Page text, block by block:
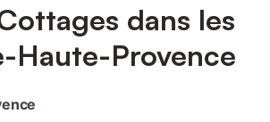
dans les
Haute-Provence